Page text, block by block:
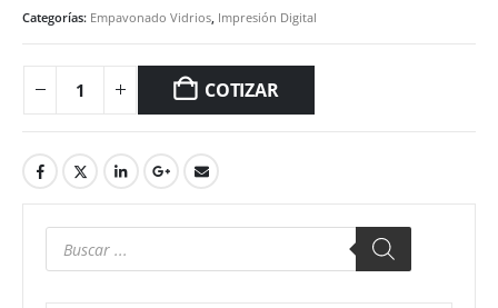
Categorías: Empavonado Vidrios Impresión Digital
COTIZAR